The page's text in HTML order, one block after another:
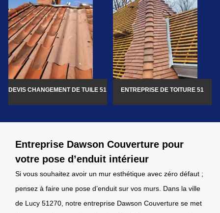
DEVIS CHANGEMENT DE TUILE 51 ENTREPRISE DE TOITURE 51
Entreprise Dawson Couverture pour
votre pose d’enduit intérieur
Si vous souhaitez avoir un mur esthétique avec zéro défaut ;
pensez à faire une pose d’enduit sur vos murs. Dans la ville
de Lucy 51270, notre entreprise Dawson Couverture se met